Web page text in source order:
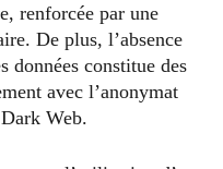
renforcée par une
De plus, l’absence
données constitue des
avec l’anonymat
Web.